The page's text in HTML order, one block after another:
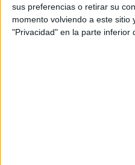
sus preferencias o retirar su
momento volviendo a este sitio
"Privacidad" en la parte inferior
de Granada en Ceuta— y
CEIP Rosalía de Castro. En
‘Clases para emocionArte’,